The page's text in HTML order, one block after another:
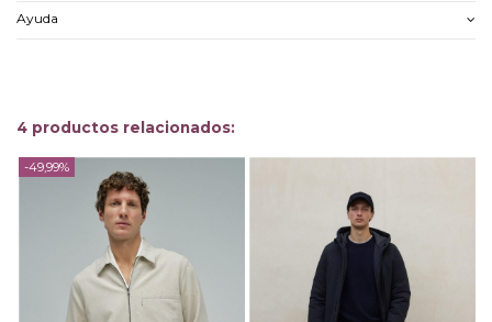
Ayuda
4 productos relacionados:
-49,99%